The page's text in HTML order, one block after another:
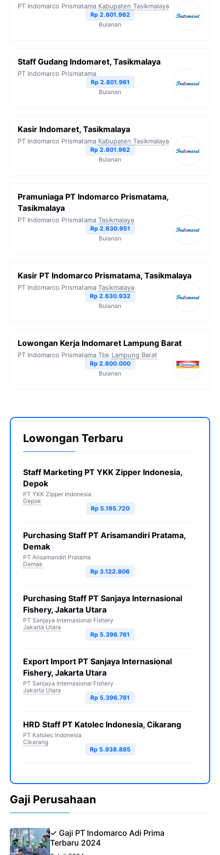
PT Indomarco Prismatama Kabupaten Tasikmalaya
Rp 2.801.962
Bulanan
Staff Gudang Indomaret, Tasikmalaya
PT Indomarco Prismatama
Rp 2.801.961
Bulanan
Kasir Indomaret, Tasikmalaya
PT Indomarco Prismatama Kabupaten Tasikmalaya
Rp 2.801.962
Bulanan
Pramuniaga PT Indomarco Prismatama,
Tasikmalaya
PT Indomarco Prismatama Tasikmalaya
Rp 2.630.951
Bulanan
Kasir PT Indomarco Prismatama, Tasikmalaya
PT Indomarco Prismatama Tasikmalaya
Rp 2.630.932
Bulanan
Lowongan Kerja Indomaret Lampung Barat
PT Indomarco Prismatama Tbk Lampung Barat
Rp 2.600.000
Bulanan
Lowongan Terbaru
Staff Marketing PT YKK Zipper Indonesia,
Depok
PT YKK Zipper Indonesia
Depok
Rp 5.195.720
Purchasing Staff PT Arisamandiri Pratama,
Demak
PT Arisamandiri Pratama
Demak
Rp 3.122.806
Purchasing Staff PT Sanjaya Internasional
Fishery, Jakarta Utara
PT Sanjaya Internasional Fishery
Jakarta Utara
Rp 5.396.761
Export Import PT Sanjaya Internasional
Fishery, Jakarta Utara
PT Sanjaya Internasional Fishery
Jakarta Utara
Rp 5.396.761
HRD Staff PT Katolec Indonesia, Cikarang
PT Katolec Indonesia
Cikarang
Rp 5.938.885
Gaji Perusahaan
✓ Gaji PT Indomarco Adi Prima
Terbaru 2024